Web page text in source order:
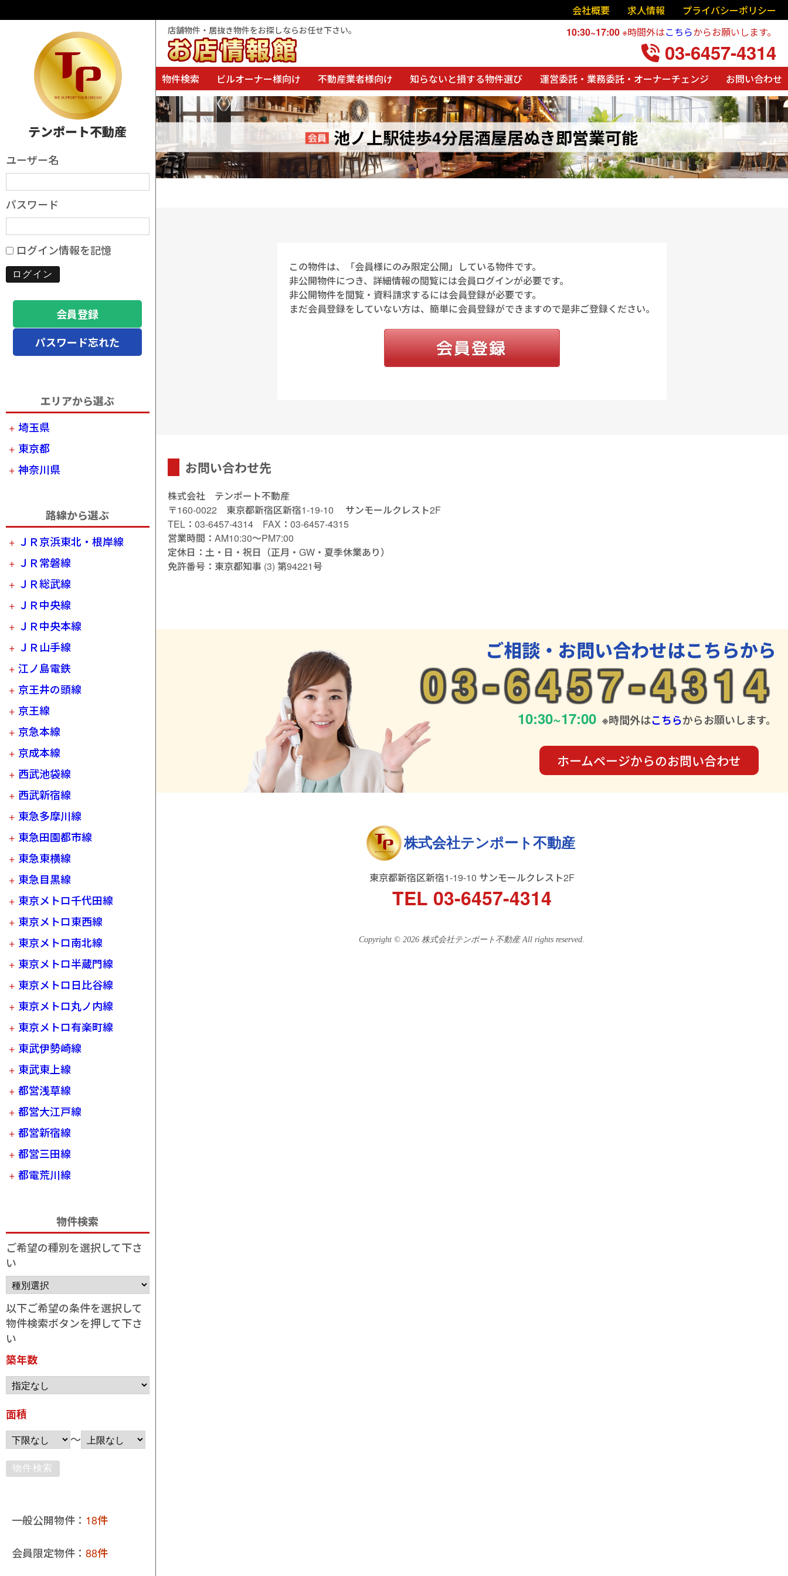
会社概要 求人情報 プライバシーポリシー
テンポート不動産
ユーザー名
パスワード
ログイン情報を記憶
会員登録
パスワード忘れた
エリアから選ぶ
埼玉県
東京都
神奈川県
路線から選ぶ
ＪＲ京浜東北・根岸線
ＪＲ常磐線
ＪＲ総武線
ＪＲ中央線
ＪＲ中央本線
ＪＲ山手線
江ノ島電鉄
京王井の頭線
京王線
京急本線
京成本線
西武池袋線
西武新宿線
東急多摩川線
東急田園都市線
東急東横線
東急目黒線
東京メトロ千代田線
東京メトロ東西線
東京メトロ南北線
東京メトロ半蔵門線
東京メトロ日比谷線
東京メトロ丸ノ内線
東京メトロ有楽町線
東武伊勢崎線
東武東上線
都営浅草線
都営大江戸線
都営新宿線
都営三田線
都電荒川線
物件検索
ご希望の種別を選択して下さ
い
以下ご希望の条件を選択して
物件検索ボタンを押して下さ
い
築年数
面積
～
一般公開物件： 18件
会員限定物件： 88件
店舗物件・居抜き物件をお探しならお任せ下さい。 10:30~17:00※時間外はこちらからお願いします。
03-6457-4314
物件検索 ビルオーナー様向け 不動産業者様向け 知らないと損する物件選び 運営委託・業務委託・オーナーチェンジ お問い合わせ
池ノ上駅徒歩4分居酒屋居ぬき即営業可能
この物件は、「会員様にのみ限定公開」している物件です。
非公開物件につき、詳細情報の閲覧には会員ログインが必要です。
非公開物件を閲覧・資料請求するには会員登録が必要です。
まだ会員登録をしていない方は、簡単に会員登録ができますので是非ご登録ください。
お問い合わせ先
株式会社 テンポート不動産
〒160-0022 東京都新宿区新宿1-19-10 サンモールクレスト2F
TEL：03-6457-4314 FAX：03-6457-4315
営業時間：AM10:30～PM7:00
定休日：土・日・祝日
（正月・GW・夏季休業あり）
免許番号：東京都知事 (3) 第94221号
ご相談・お問い合わせはこちらから
03-6457-4314
10:30~17:00 ※時間外はこちらからお願いします。
ホームページからのお問い合わせ
株式会社テンポート不動産
東京都新宿区新宿1-19-10 サンモールクレスト2F
TEL 03-6457-4314
Copyright © 2026 株式会社テンポート不動産 All rights reserved.